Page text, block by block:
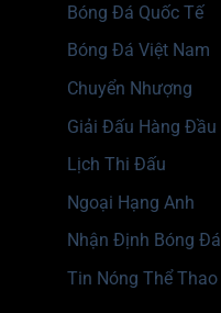
Bóng Đá Quốc Tế
Bóng Đá Việt Nam
Chuyển Nhượng
Giải Đấu Hàng Đầu
Lịch Thi Đấu
Ngoại Hạng Anh
Nhận Định Bóng Đá
Tin Nóng Thể Thao